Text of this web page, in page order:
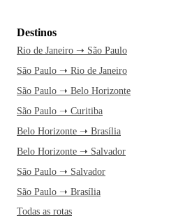
Destinos
Rio de Janeiro ➝ São Paulo
São Paulo ➝ Rio de Janeiro
São Paulo ➝ Belo Horizonte
São Paulo ➝ Curitiba
Belo Horizonte ➝ Brasília
Belo Horizonte ➝ Salvador
São Paulo ➝ Salvador
São Paulo ➝ Brasília
Todas as rotas